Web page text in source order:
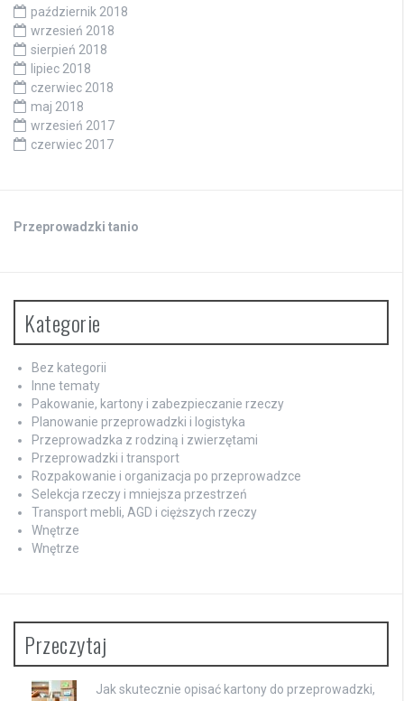
październik 2018
wrzesień 2018
sierpień 2018
lipiec 2018
czerwiec 2018
maj 2018
wrzesień 2017
czerwiec 2017
Przeprowadzki tanio
Kategorie
Bez kategorii
Inne tematy
Pakowanie, kartony i zabezpieczanie rzeczy
Planowanie przeprowadzki i logistyka
Przeprowadzka z rodziną i zwierzętami
Przeprowadzki i transport
Rozpakowanie i organizacja po przeprowadzce
Selekcja rzeczy i mniejsza przestrzeń
Transport mebli, AGD i cięższych rzeczy
Wnętrze
Wnętrze
Przeczytaj
Jak skutecznie opisać kartony do przeprowadzki,